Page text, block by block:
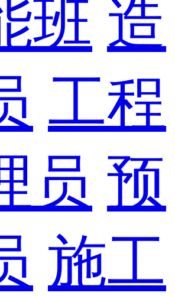
班 造
工程
员 预
施工